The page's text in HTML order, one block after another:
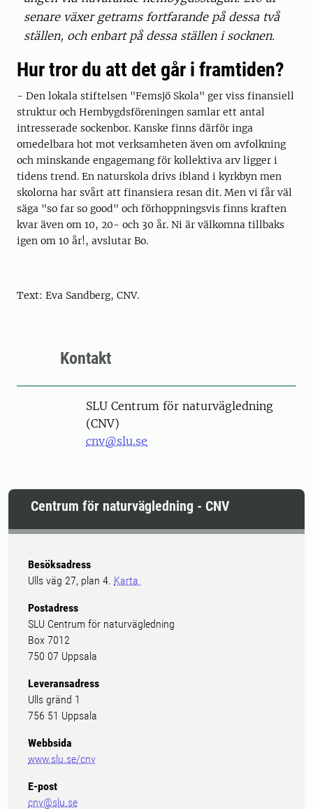
senare växer getrams fortfarande på dessa två
ställen, och enbart på dessa ställen i socknen.
Hur tror du att det går i framtiden?
- Den lokala stiftelsen "Femsjö Skola" ger viss finansiell
struktur och Hembygdsföreningen samlar ett antal
intresserade sockenbor. Kanske finns därför inga
omedelbara hot mot verksamheten även om avfolkning
och minskande engagemang för kollektiva arv ligger i
tidens trend. En naturskola drivs ibland i kyrkbyn men
skolorna har svårt att finansiera resan dit. Men vi får väl
säga "so far so good" och förhoppningsvis finns kraften
kvar även om 10, 20- och 30 år. Ni är välkomna tillbaks
igen om 10 år!, avslutar Bo.
Text: Eva Sandberg, CNV.
Kontakt
SLU Centrum för naturvägledning
(CNV)
cnv@slu.se
Centrum för naturvägledning - CNV
Besöksadress
Ulls väg 27, plan 4. Karta
Postadress
SLU Centrum för naturvägledning
Box 7012
750 07 Uppsala
Leveransadress
Ulls gränd 1
756 51 Uppsala
Webbsida
www.slu.se/cnv
E-post
cnv@slu.se